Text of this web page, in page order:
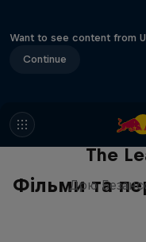
Want to see content from
Continue
Фільми та
The
Дрю